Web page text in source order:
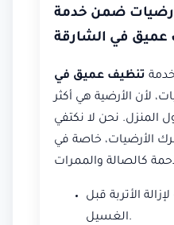
ضمن خدمة
عميق في الشارقة
تنظيف عميق في
لأن الأرضية هي أكثر
المنزل. نحن لا نكتفي
الأرضيات، خاصة في
الأتربة قبل
الغسيل.